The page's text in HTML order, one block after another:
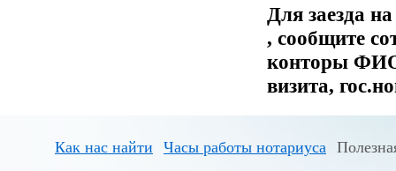
Для заезда
, сообщите
конторы ФИО
визита,
Как нас найти Часы работы нотариуса